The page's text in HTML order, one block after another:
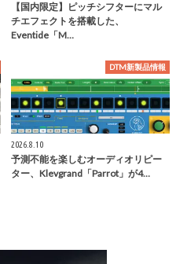
【国内限定】ピッチシフターにマル
チエフェクトを搭載した、
Eventide「M…
DTM新製品情報
2026.8.10
予測不能を楽しむオーディオリピー
ター、Klevgrand「Parrot」が4…